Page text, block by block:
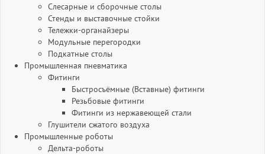
Слесарные и сборочные столы
Стенды и выставочные стойки
Тележки-органайзеры
Модульные перегородки
Подкатные столы
Промышленная пневматика
Фитинги
Быстросъёмные (Вставные) фитинги
Резьбовые фитинги
Фитинги из нержавеющей стали
Глушители сжатого воздуха
Промышленные роботы
Дельта-роботы